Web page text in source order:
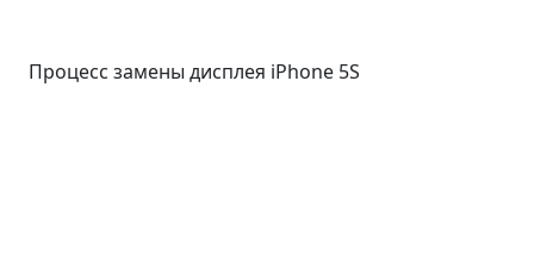
Процесс замены дисплея iPhone 5S